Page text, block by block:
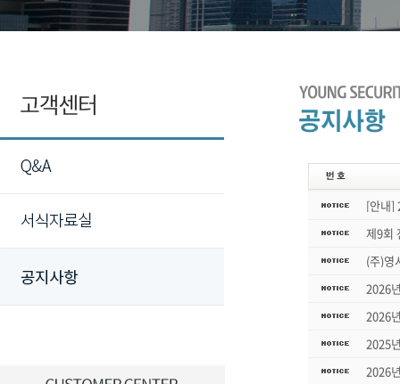
[안내]
제9회
(주)영
2026
2026
2025
2026